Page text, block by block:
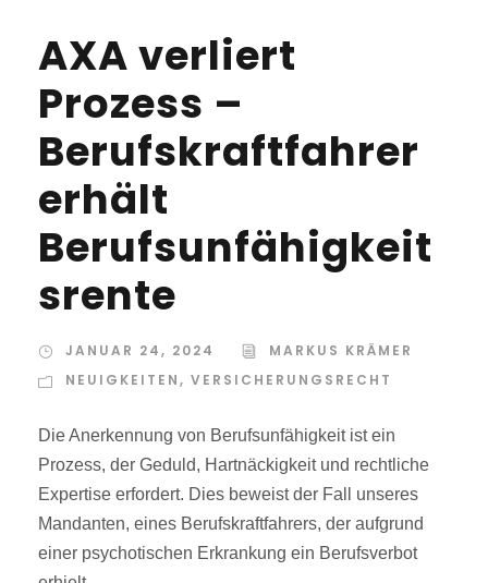
AXA verliert
Prozess –
Berufskraftfahrer
erhält
Berufsunfähigkeit
srente
JANUAR 24, 2024
MARKUS KRÄMER
NEUIGKEITEN, VERSICHERUNGSRECHT
Die Anerkennung von Berufsunfähigkeit ist ein
Prozess, der Geduld, Hartnäckigkeit und rechtliche
Expertise erfordert. Dies beweist der Fall unseres
Mandanten, eines Berufskraftfahrers, der aufgrund
einer psychotischen Erkrankung ein Berufsverbot